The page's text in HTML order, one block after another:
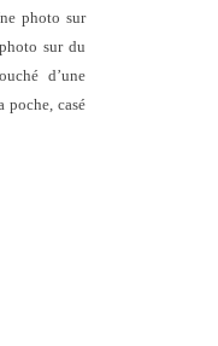
photo sur
sur du
d’une
poche, casé